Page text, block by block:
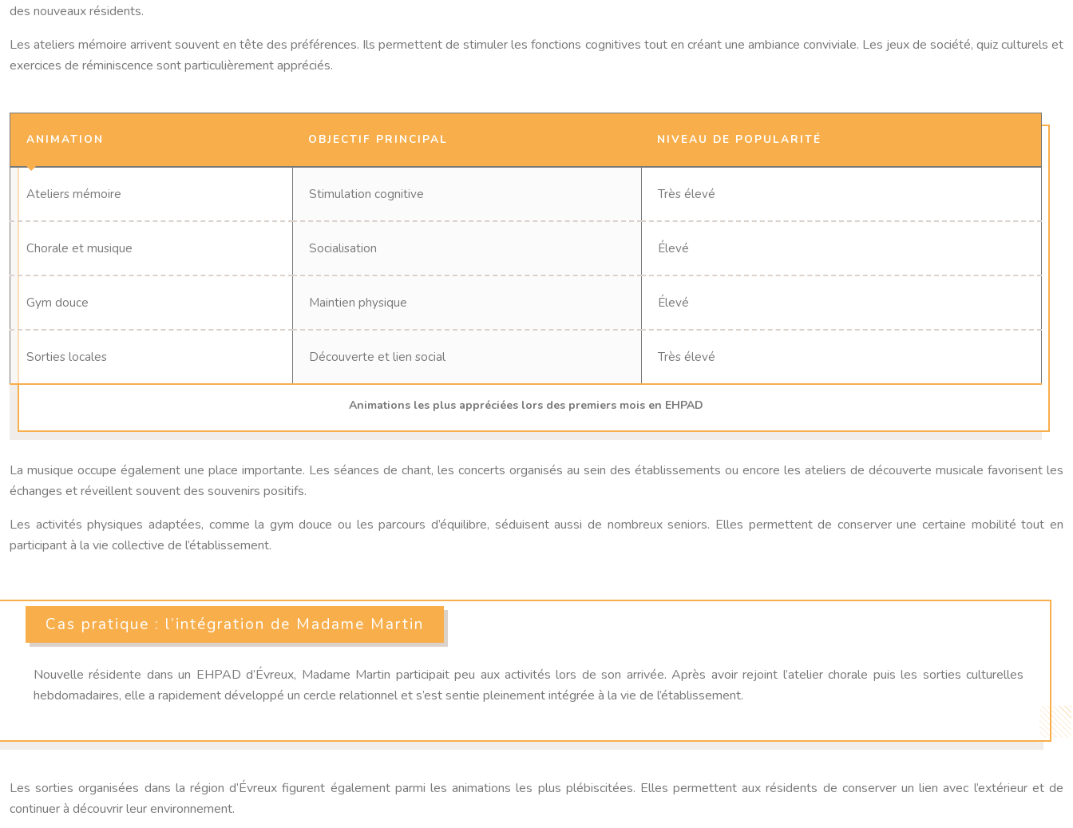
des nouveaux résidents.
Les ateliers mémoire arrivent souvent en tête des préférences. Ils permettent de stimuler les fonctions cognitives tout en créant une ambiance conviviale. Les jeux de société, quiz culturels et
exercices de réminiscence sont particulièrement appréciés.
Animations les plus appréciées lors des premiers mois en EHPAD
ANIMATION OBJECTIF PRINCIPAL NIVEAU DE POPULARITÉ
Ateliers mémoire Stimulation cognitive Très élevé
Chorale et musique Socialisation Élevé
Gym douce Maintien physique Élevé
Sorties locales Découverte et lien social Très élevé
La musique occupe également une place importante. Les séances de chant, les concerts organisés au sein des établissements ou encore les ateliers de découverte musicale favorisent les
échanges et réveillent souvent des souvenirs positifs.
Les activités physiques adaptées, comme la gym douce ou les parcours d’équilibre, séduisent aussi de nombreux seniors. Elles permettent de conserver une certaine mobilité tout en
participant à la vie collective de l’établissement.
Cas pratique : l’intégration de Madame Martin
Nouvelle résidente dans un EHPAD d’Évreux, Madame Martin participait peu aux activités lors de son arrivée. Après avoir rejoint l’atelier chorale puis les sorties culturelles
hebdomadaires, elle a rapidement développé un cercle relationnel et s’est sentie pleinement intégrée à la vie de l’établissement.
Les sorties organisées dans la région d’Évreux figurent également parmi les animations les plus plébiscitées. Elles permettent aux résidents de conserver un lien avec l’extérieur et de
continuer à découvrir leur environnement.